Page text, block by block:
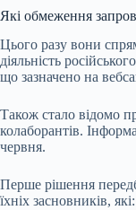
Які обмеження
Цього разу вони
діяльність
що зазначено на
Також стало відомо
колаборантів.
червня.
Перше рішення
їхніх засновників, які: